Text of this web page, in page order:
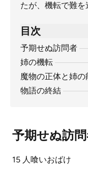
たが、機転で難を
目次
予期せぬ訪問者
姉の機転
魔物の正体と姉の
物語の終結
予期せぬ訪
15 人喰いおばけ